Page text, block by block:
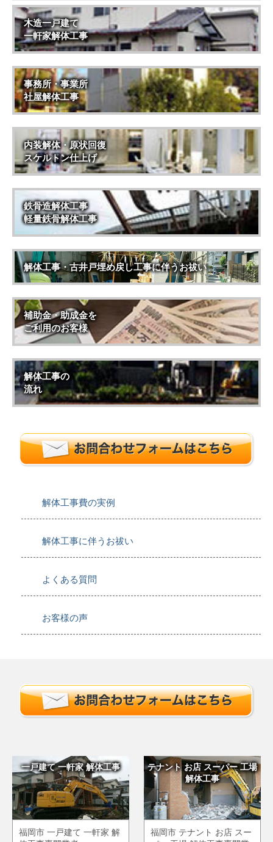
木造一戸建て
一軒家解体工事
事務所・事業所
社屋解体工事
内装解体・原状回復
スケルトン仕上げ
鉄骨造解体工事
軽量鉄骨解体工事
解体工事・古井戸埋め戻し工事に伴うお祓い
補助金・助成金を
ご利用のお客様
解体工事の
流れ
解体工事費の実例
解体工事に伴うお祓い
よくある質問
お客様の声
一戸建て 一軒家 解体工事
福岡市 一戸建て 一軒家 解
テナント お店 スーパー 工場
解体工事
福岡市 テナント お店 スー